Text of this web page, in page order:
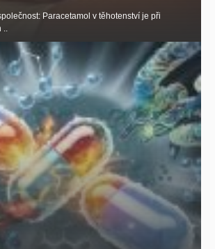
Paracetamol v těhotenství je při
..